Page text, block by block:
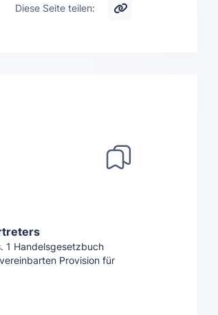
Diese Seite teilen:
1 Handelsgesetzbuch
Provision für